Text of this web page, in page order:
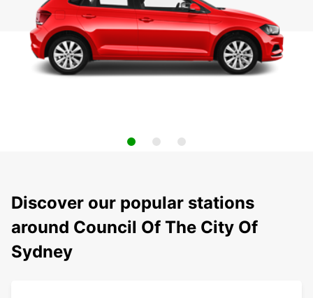
Discover our popular stations
around Council Of The City Of
Sydney